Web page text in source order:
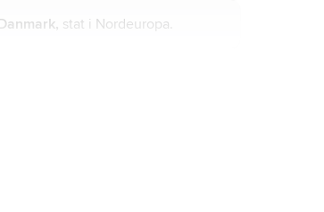
stat i Nordeuropa.